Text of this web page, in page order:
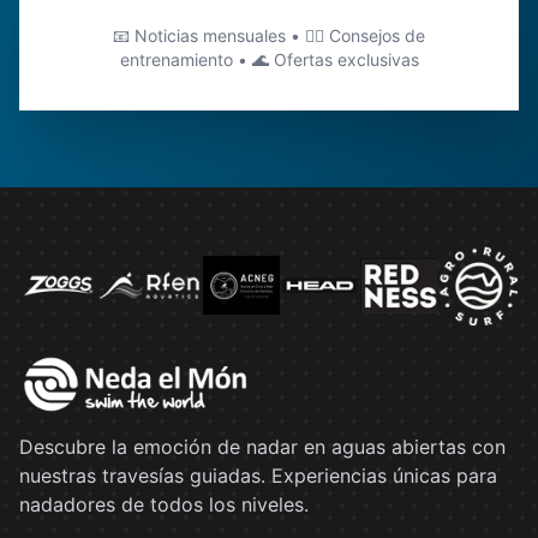
📧 Noticias mensuales • 🏊‍♂️ Consejos de
entrenamiento • 🌊 Ofertas exclusivas
Descubre la emoción de nadar en aguas abiertas con
nuestras travesías guiadas. Experiencias únicas para
nadadores de todos los niveles.